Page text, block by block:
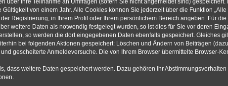
von einem Jahr. Alle Cookies können Sie jederzeit über die Funktion „Alle
Registrierung, in Ihrem Profil oder Ihrem persönlichem Bereich angeben. Für
weitere Daten als notwendig festgelegt wurden, so ist dies für Sie vor deren
so werden die dort eingegebenen Daten ebenfalls gespeichert. Gleiches
bei folgenden Aktionen gespeichert: Löschen und Ändern von Beiträgen
gescheiterte Anmeldeversuche. Die von Ihrem Browser übermittelte Browser-
dass weitere Daten gespeichert werden. Dazu gehören Ihr